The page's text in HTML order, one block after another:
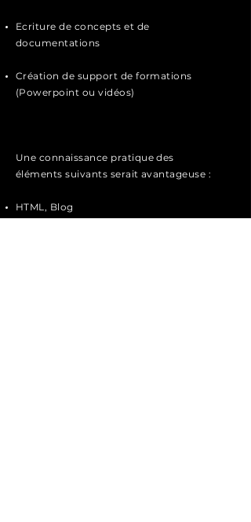
Ecriture de concepts et de
documentations
Création de support de formations
(Powerpoint ou vidéos)
Une connaissance pratique des
éléments suivants serait avantageuse :
HTML, Blog